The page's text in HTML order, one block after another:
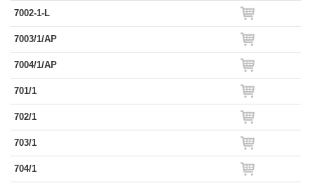
7002-1-L
7003/1/AP
7004/1/AP
701/1
702/1
703/1
704/1